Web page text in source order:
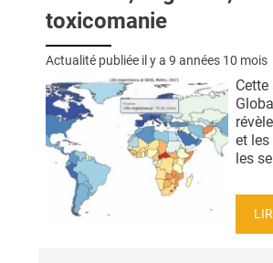
toxicomanie
Actualité publiée il y a 9 années 10 mois
et
les